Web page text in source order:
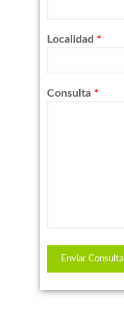
Localidad *
Consulta *